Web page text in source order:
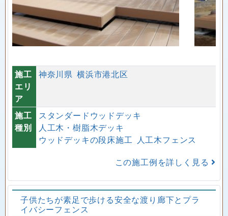
樹脂ウッドデッキ と 天然ウッドデッキの比較・メ
リット デメリット
施工
エリ
ア
神奈川県 横浜市港北区
施工
種別
スタンダードウッドデッキ
人工木・樹脂木デッキ
ウッドデッキの段床施工 人工木フェンス
この施工例を詳しく見る
子供たちが素足で歩ける安全な渡り廊下とプラ
イバシーフェンス